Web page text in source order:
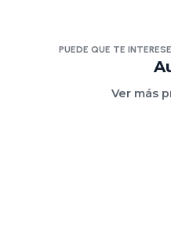
PUEDE QUE TE
Ver más